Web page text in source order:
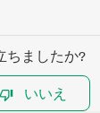
ちましたか?
いいえ